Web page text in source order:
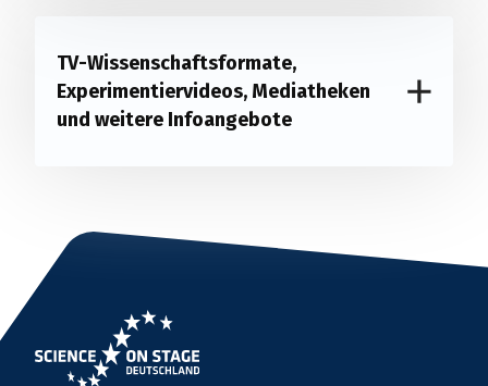
TV-Wissenschaftsformate,
Experimentiervideos, Mediatheken
und weitere Infoangebote